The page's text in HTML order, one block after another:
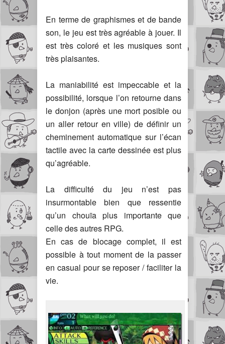
En terme de graphismes et de bande
son, le jeu est très agréable à jouer. Il
est très coloré et les musiques sont
très plaisantes.
La maniabilité est impeccable et la
possibilité, lorsque l’on retourne dans
le donjon (après une mort posible ou
un aller retour en ville) de définir un
cheminement automatique sur l’écan
tactile avec la carte dessinée est plus
qu’agréable.
La difficulté du jeu n’est pas
insurmontable bien que ressentie
qu’un chouïa plus importante que
celle des autres RPG.
En cas de blocage complet, il est
possible à tout moment de la passer
en casual pour se reposer / faciliter la
vie.